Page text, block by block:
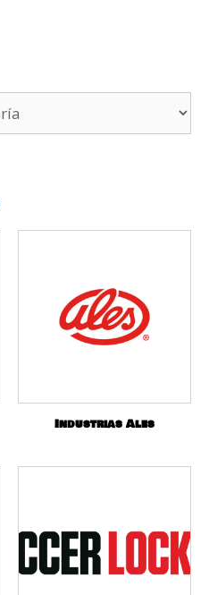
Industrias Ales